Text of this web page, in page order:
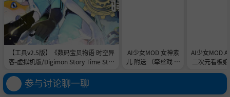
【工具v2.5版】《数码宝贝物语 时空异
客-虚拟机版/Digimon Story Time Stra
官中免安装-简中31.1GB
AI少女MOD 女神素
儿 附送 （牵丝戏 舞
AI少女MOD A
二次元看板
参与讨论聊一聊